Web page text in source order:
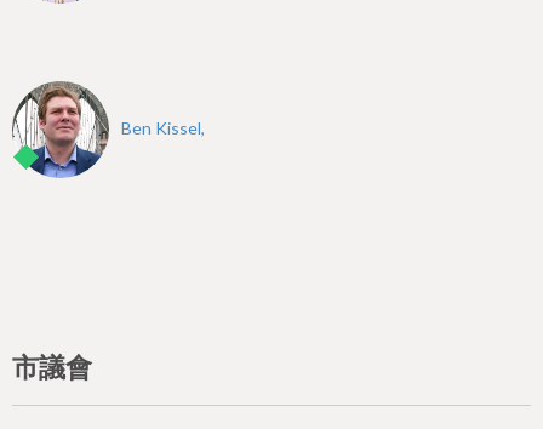
Ben Kissel,
市議會